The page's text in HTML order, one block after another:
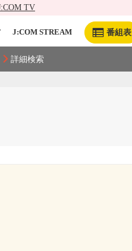
TV
番組表
J:COM STREAM
詳細検索